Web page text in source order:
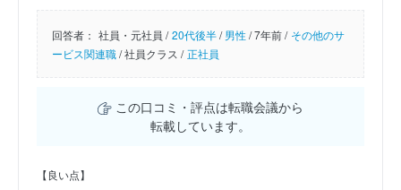
回答者： 社員・元社員 / 20代後半/男性/7年前 / その他のサ
ービス関連職/社員クラス / 正社員
この口コミ・評点は転職会議から
転載しています。
【良い点】